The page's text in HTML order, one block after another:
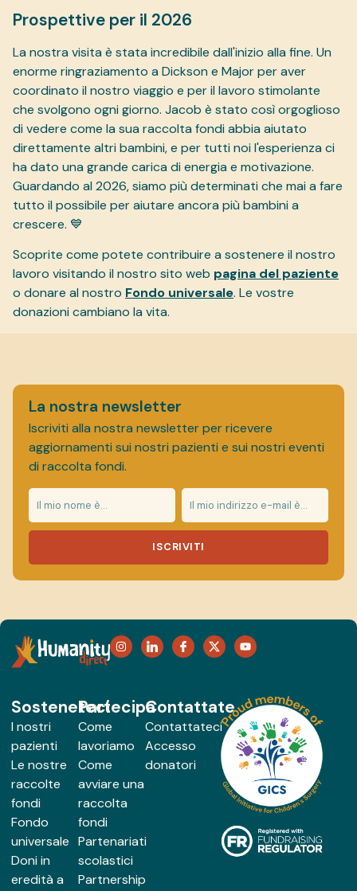
Prospettive per il 2026
La nostra visita è stata incredibile dall'inizio alla fine. Un
enorme ringraziamento a Dickson e Major per aver
coordinato il nostro viaggio e per il lavoro stimolante
che svolgono ogni giorno. Jacob è stato così orgoglioso
di vedere come la sua raccolta fondi abbia aiutato
direttamente altri bambini, e per tutti noi l'esperienza ci
ha dato una grande carica di energia e motivazione.
Guardando al 2026, siamo più determinati che mai a fare
tutto il possibile per aiutare ancora più bambini a
crescere. 💙
Scoprite come potete contribuire a sostenere il nostro
lavoro visitando il nostro sito web pagina del paziente
o donare al nostro Fondo universale. Le vostre
donazioni cambiano la vita.
La nostra newsletter
Iscriviti alla nostra newsletter per ricevere
aggiornamenti sui nostri pazienti e sui nostri eventi
di raccolta fondi.
ISCRIVITI
Sosteneteci
I nostri
pazienti
Le nostre
raccolte
fondi
Fondo
universale
Doni in
eredità a
Partecipa
Come
lavoriamo
Come
avviare una
raccolta
fondi
Partenariati
scolastici
Partnership
Contattate
Contattateci
Accesso
donatori